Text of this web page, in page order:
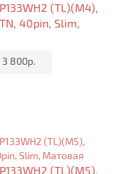
(TL)(M4),
40pin, Slim,
3 800р.
(TL)(M5),